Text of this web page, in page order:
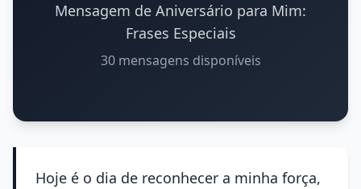
Mensagem de Aniversário para Mim:
Frases Especiais
30 mensagens disponíveis
Hoje é o dia de reconhecer a minha força,